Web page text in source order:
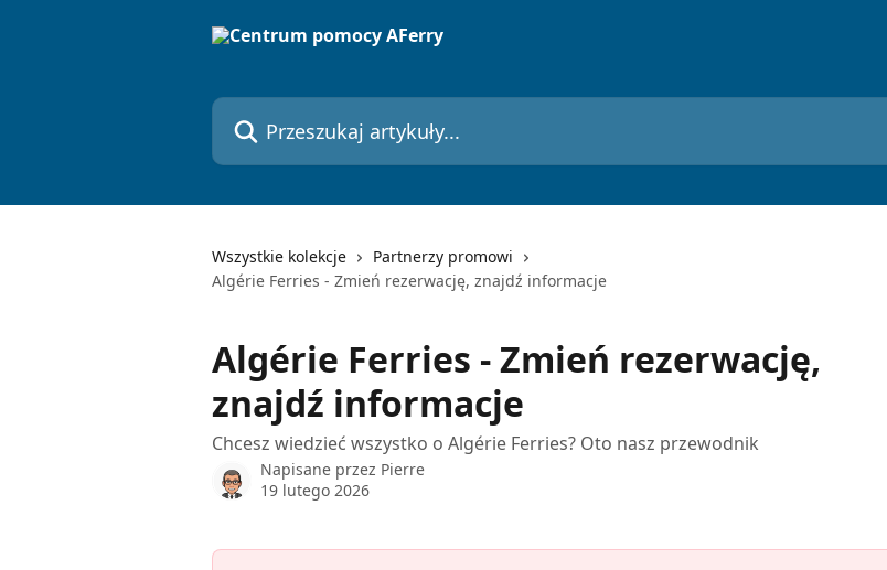
Przeszukaj artykuły...
Wszystkie kolekcje
Partnerzy promowi
Algérie Ferries - Zmień rezerwację, znajdź informacje
Algérie Ferries - Zmień rezerwację,
znajdź informacje
Chcesz wiedzieć wszystko o Algérie Ferries? Oto nasz przewodnik
Napisane przez Pierre
19 lutego 2026